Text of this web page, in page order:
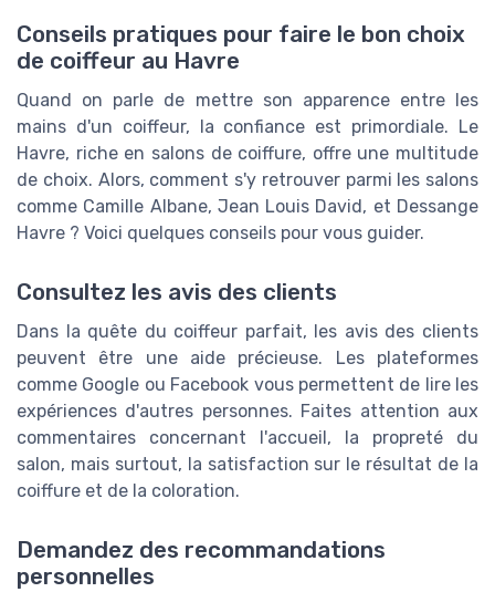
Conseils pratiques pour faire le bon choix
de coiffeur au Havre
Quand on parle de mettre son apparence entre les
mains d'un coiffeur, la confiance est primordiale. Le
Havre, riche en salons de coiffure, offre une multitude
de choix. Alors, comment s'y retrouver parmi les salons
comme Camille Albane, Jean Louis David, et Dessange
Havre ? Voici quelques conseils pour vous guider.
Consultez les avis des clients
Dans la quête du coiffeur parfait, les avis des clients
peuvent être une aide précieuse. Les plateformes
comme Google ou Facebook vous permettent de lire les
expériences d'autres personnes. Faites attention aux
commentaires concernant l'accueil, la propreté du
salon, mais surtout, la satisfaction sur le résultat de la
coiffure et de la coloration.
Demandez des recommandations
personnelles